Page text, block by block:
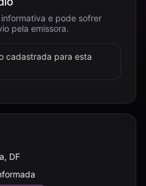
e pode sofrer
pela emissora.
cadastrada para esta
DF